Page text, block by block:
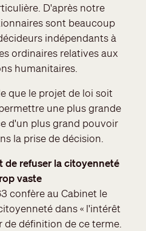
D'après notre
sont beaucoup
indépendants à
ordinaires relatives aux
humanitaires.
que le projet de loi soit
une plus grande
d'un plus grand pouvoir
la prise de décision.
de refuser la citoyenneté
vaste
confère au Cabinet le
dans « l'intérêt
de définition de ce terme.